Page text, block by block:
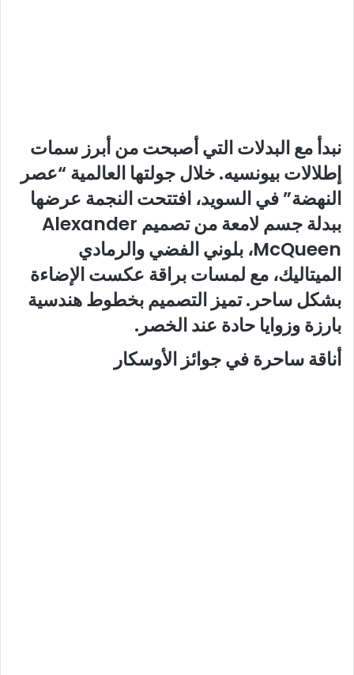
نبدأ مع البدلات التي أصبحت من أبرز سمات
إطلالات بيونسيه. خلال جولتها العالمية “عصر
النهضة” في السويد، افتتحت النجمة عرضها
ببدلة جسم لامعة من تصميم Alexander
McQueen، بلوني الفضي والرمادي
الميتاليك، مع لمسات براقة عكست الإضاءة
بشكل ساحر. تميز التصميم بخطوط هندسية
بارزة وزوايا حادة عند الخصر.
أناقة ساحرة في جوائز الأوسكار